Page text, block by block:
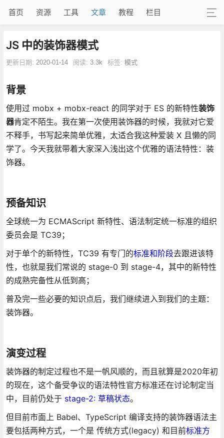
首页 资源 工具 文章 教程 栏目
JS 中的装饰器模式
更新日期: 2020-01-14 阅读: 3.3k 标签: 模式
背景
使用过 mobx + mobx-react 的同学对于 ES 的新特性装饰
器肯定不陌生。我在第一次使用装饰器的时候，我就对它爱
不释手，书写起来简单优雅，太适合我这种爱装 X 且懒的同
学了。今天我就带着大家深入浅出这个优雅的语法特性：装
饰器。
预备知识
全球统一为 ECMAScript 新特性、语法制定统一标准的组织
委员会是 TC39；
对于单个的新特性，TC39 有专门的标准和阶段去跟进该特
性，也就是我们常说的 stage-0 到 stage-4，其中的新特性
的成熟完备性从低到高；
普及完一些必要的知识点后，我们继续进入到我们的主题：
装饰器。
演变过程
装饰器的制定过程也不是一帆风顺的，而且就算是2020年初
的现在，这个备受争议的语法特性官方标准还在讨论制定当
中，目前仍处于 stage-2: 草稿状态。
但目前市面上 Babel、TypeScript 编译支持的装饰器语法主
要包括两种方式，一个是 传统方式(legacy) 和目前标准方